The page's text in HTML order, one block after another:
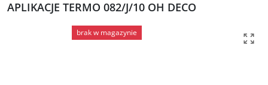
APLIKACJE TERMO 082/J/10 OH DECO
brak w magazynie